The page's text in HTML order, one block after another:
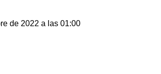
de 2022 a las 01:00